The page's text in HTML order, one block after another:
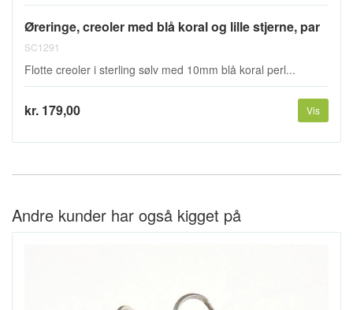
Øreringe, creoler med blå koral og lille stjerne, par
SC1291
Flotte creoler i sterling sølv med 10mm blå koral perl...
kr. 179,00 Vis
Andre kunder har også kigget på